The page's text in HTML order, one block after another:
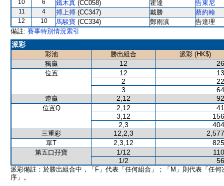
10 6 鐵木真 (CC058) 霍達 告東尼
11 4 搏上搏 (CC347) 戴勝 蔡約翰
12 10 馬駿寶 (CC334) 鄭雨滇
告達理
備註: 賽事特別情況索引
派彩
彩池 勝出組合
派彩 (HK$)
獨贏
12
位置 12
2
3
連贏 2,12
位置Q 2,12
3,12
2,3
三重彩 12,2,3
單T 2,3,12
第五口孖寶 1/12
1/2
派彩備註：於勝出組合中，「F」代表「任何組合」；「M」則代表「任何
序」。